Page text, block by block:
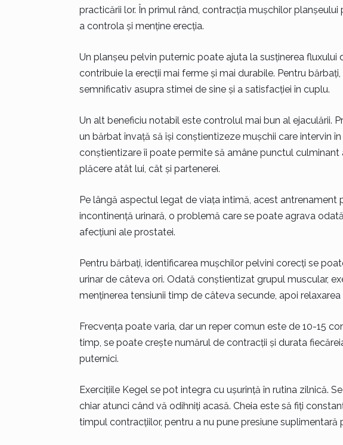
practicării lor. În primul rând, contracția mușchilor
a controla și menține erecția.
Un planșeu pelvin puternic poate ajuta la susținerea
contribuie la erecții mai ferme și mai durabile. Pentru
semnificativ asupra stimei de sine și a satisfacției în cuplu.
Un alt beneficiu notabil este controlul mai bun al ejaculării.
un bărbat învață să își conștientizeze mușchii care intervin
conștientizare îi poate permite să amâne punctul
plăcere atât lui, cât și partenerei.
Pe lângă aspectul legat de viața intimă, acest antrenament
incontinență urinară, o problemă care se poate agrava
afecțiuni ale prostatei.
Pentru bărbați, identificarea mușchilor pelvini corecți se
urinar de câteva ori. Odată conștientizat grupul muscular,
menținerea tensiunii timp de câteva secunde, apoi
Frecvența poate varia, dar un reper comun este de 10-15
timp, se poate crește numărul de contracții și durata
puternici.
Exercițiile Kegel se pot integra cu ușurință în rutina zilnică.
chiar atunci când vă odihniți acasă. Cheia este să fiți
timpul contracțiilor, pentru a nu pune presiune suplimentară